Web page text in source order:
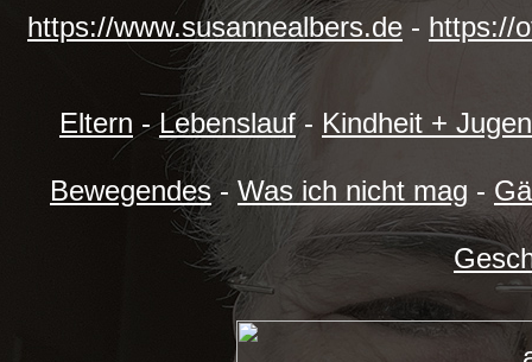
https://www.susannealbers.de - https://
Eltern -Lebenslauf- Kindheit +
Bewegendes- Was ich nicht mag -